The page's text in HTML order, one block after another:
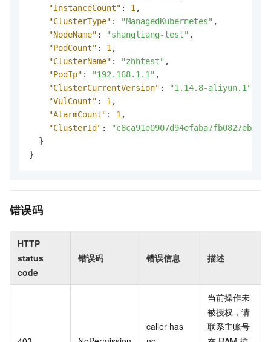
"InstanceCount" : 1 ,
"ClusterType" : "ManagedKubernetes" ,
"NodeName" : "shangliang-test" ,
"PodCount" : 1 ,
"ClusterName" : "zhhtest" ,
"PodIp" : "192.168.1.1" ,
"ClusterCurrentVersion" : "1.14.8-aliyun.1"
"VulCount" : 1 ,
"AlarmCount" : 1 ,
"ClusterId" :
}
}
错误码
HTTP
status
code
错误码 错误信息 描述
caller has
当前操作未
被授权，请
联系主账号